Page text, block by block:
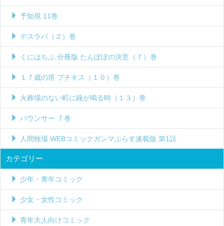
予知視 11巻
デスラバ（２）巻
くにはちぶ 分冊版 たんぽぽの決意（７）巻
１７歳の塔 プチキス（１０）巻
火葬場のない町に鐘が鳴る時（１３）巻
バウンサー ７巻
人間牧場 WEBコミックガンマぷらす連載版 第1話
カテゴリー
少年・青年コミック
少女・女性コミック
青年大人向けコミック